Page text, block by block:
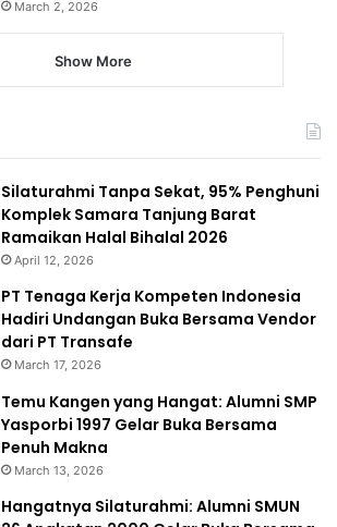
March 2, 2026
Show More
Silaturahmi Tanpa Sekat, 95% Penghuni
Komplek Samara Tanjung Barat
Ramaikan Halal Bihalal 2026
April 12, 2026
PT Tenaga Kerja Kompeten Indonesia
Hadiri Undangan Buka Bersama Vendor
dari PT Transafe
March 17, 2026
Temu Kangen yang Hangat: Alumni SMP
Yasporbi 1997 Gelar Buka Bersama
Penuh Makna
March 13, 2026
Hangatnya Silaturahmi: Alumni SMUN